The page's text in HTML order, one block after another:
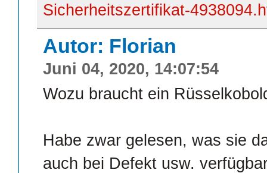
Sicherheitszertifikat-
Autor: Florian
Juni 04, 2020, 14:07:54
Wozu braucht ein
Habe zwar gelesen, was sie
auch bei Defekt usw.